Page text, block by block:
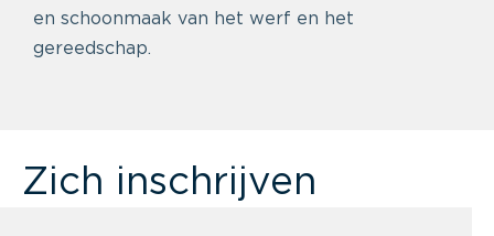
en schoonmaak van het werf en het
gereedschap.
Zich inschrijven